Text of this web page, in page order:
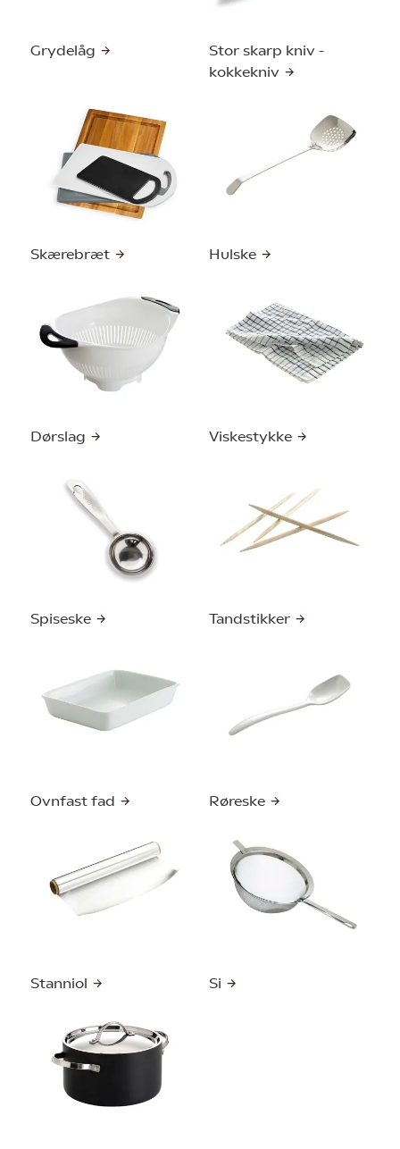
Grydelåg
Stor skarp kniv -
kokkekniv
Skærebræt Hulske
Dørslag Viskestykke
Spiseske Tandstikker
Ovnfast fad Røreske
Stanniol Si